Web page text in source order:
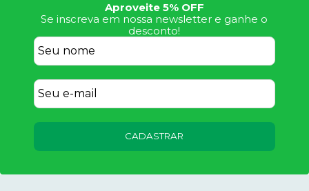
Aproveite 5% OFF
Se inscreva em nossa newsletter e ganhe o
desconto!
CADASTRAR